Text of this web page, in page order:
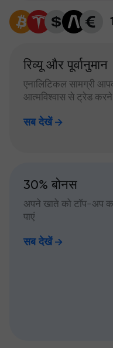
रिव्यू और पूर्वानुमान
एनालिटिकल सामग्री
आत्मविश्वास से ट्रेड
सब देखें
30% बोनस
अपने खाते को टॉप-अप
पाएं
सब देखें